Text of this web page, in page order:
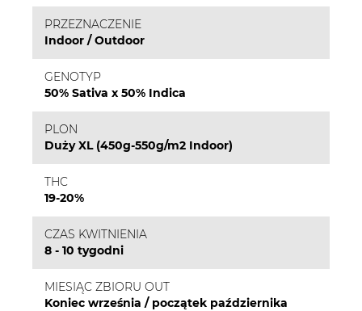
PRZEZNACZENIE
Indoor / Outdoor
GENOTYP
50% Sativa x 50% Indica
PLON
Duży XL (450g-550g/m2 Indoor)
THC
19-20%
CZAS KWITNIENIA
8 - 10 tygodni
MIESIĄC ZBIORU OUT
Koniec września / początek października